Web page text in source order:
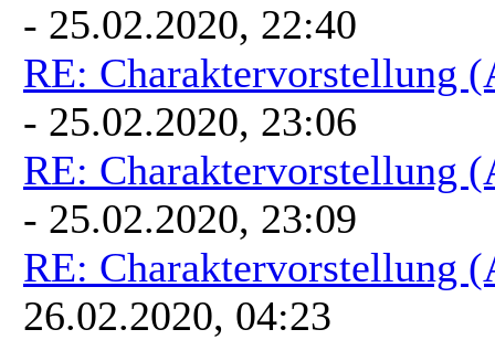
- 25.02.2020, 22:40
RE: Charaktervorstellung
- 25.02.2020, 23:06
RE: Charaktervorstellung
- 25.02.2020, 23:09
RE: Charaktervorstellung
26.02.2020, 04:23